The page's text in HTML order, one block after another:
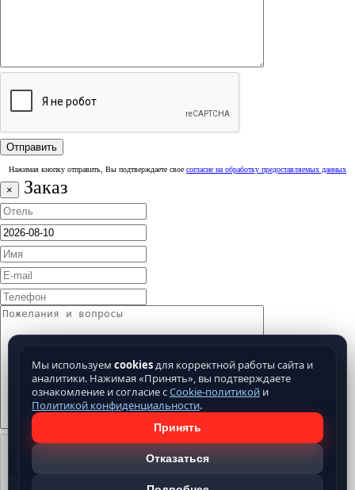
Нажимая кнопку отправить, Вы подтверждаете свое согласие на обработку предоставляемых данных
× Заказ
Мы используем cookiesдля корректной работы сайта и
аналитики. Нажимая «Принять», вы подтверждаете
ознакомление и согласие сCookie-политикой и
Политикой конфиденциальности.
Принять
Отказаться